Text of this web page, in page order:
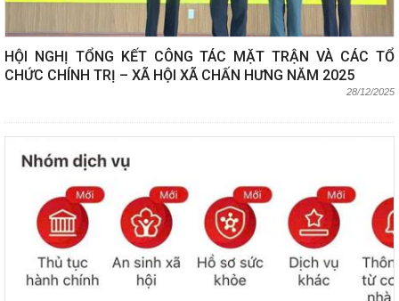
HỘI NGHỊ TỔNG KẾT CÔNG TÁC MẶT TRẬN VÀ CÁC TỔ
CHỨC CHÍNH TRỊ – XÃ HỘI XÃ CHẤN HƯNG NĂM 2025
28/12/2025